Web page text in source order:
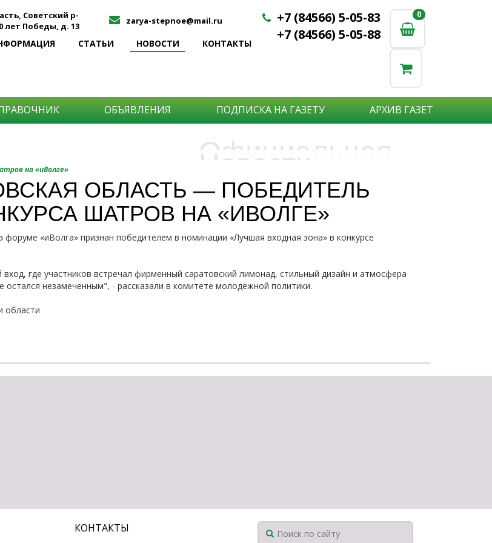
Советский р-
лет Победы, д. 13
zarya-stepnoe@mail.ru
СТАТЬИ НОВОСТИ КОНТАКТЫ
+7 (84566) 5-05-83
+7 (84566) 5-05-88
0
0
ОБЪЯВЛЕНИЯ ПОДПИСКА НА ГАЗЕТУ АРХИВ ГАЗЕТ
Официальная
информация
Новости
Самые актуальные новости:
-происшествия,
-спорта,
-медицины,
-общества
Объявления
Хотите что бы о Вас узнали?
негосударственных организаций?
на «иВолге»
ОБЛАСТЬ — ПОБЕДИТЕЛЬ
ШАТРОВ НА «ИВОЛГЕ»
«иВолга» признан победителем в номинации «Лучшая входная зона» в конкурсе
где участников встречал фирменный саратовский лимонад, стильный дизайн и атмосфера
остался незамеченным", - рассказали в комитете молодежной политики.
области
КОНТАКТЫ